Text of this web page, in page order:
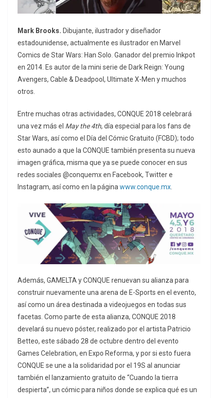
Mark Brooks. Dibujante, ilustrador y diseñador
estadounidense, actualmente es ilustrador en Marvel
Comics de Star Wars: Han Solo. Ganador del premio Inkpot
en 2014. Es autor de la mini serie de Dark Reign: Young
Avengers, Cable & Deadpool, Ultimate X-Men y muchos
otros.
Entre muchas otras actividades, CONQUE 2018 celebrará
una vez más el May the 4th, día especial para los fans de
Star Wars, así como el Día del Cómic Gratuito (FCBD); todo
esto aunado a que la CONQUE también presenta su nueva
imagen gráfica, misma que ya se puede conocer en sus
redes sociales @conquemx en Facebook, Twitter e
Instagram, así como en la página www.conque.mx
Además, GAMELTA y CONQUE renuevan su alianza para
construir nuevamente una arena de E-Sports en el evento,
así como un área destinada a videojuegos en todas sus
facetas. Como parte de esta alianza, CONQUE 2018
develará su nuevo póster, realizado por el artista Patricio
Betteo, este sábado 28 de octubre dentro del evento
Games Celebration, en Expo Reforma, y por si esto fuera
CONQUE se une a la solidaridad por el 19S al anunciar
también el lanzamiento gratuito de “Cuando la tierra
despierta”, un cómic para niños donde se explica qué es un